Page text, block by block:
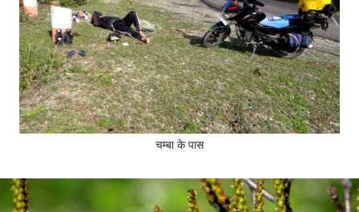
चम्बा के पास